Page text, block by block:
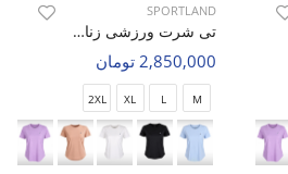
SPORTLAND
تی شرت ورزشی زنانه اسپورتلند SHIFT Mode W
2,850,000 تومان
M
L
XL
2XL